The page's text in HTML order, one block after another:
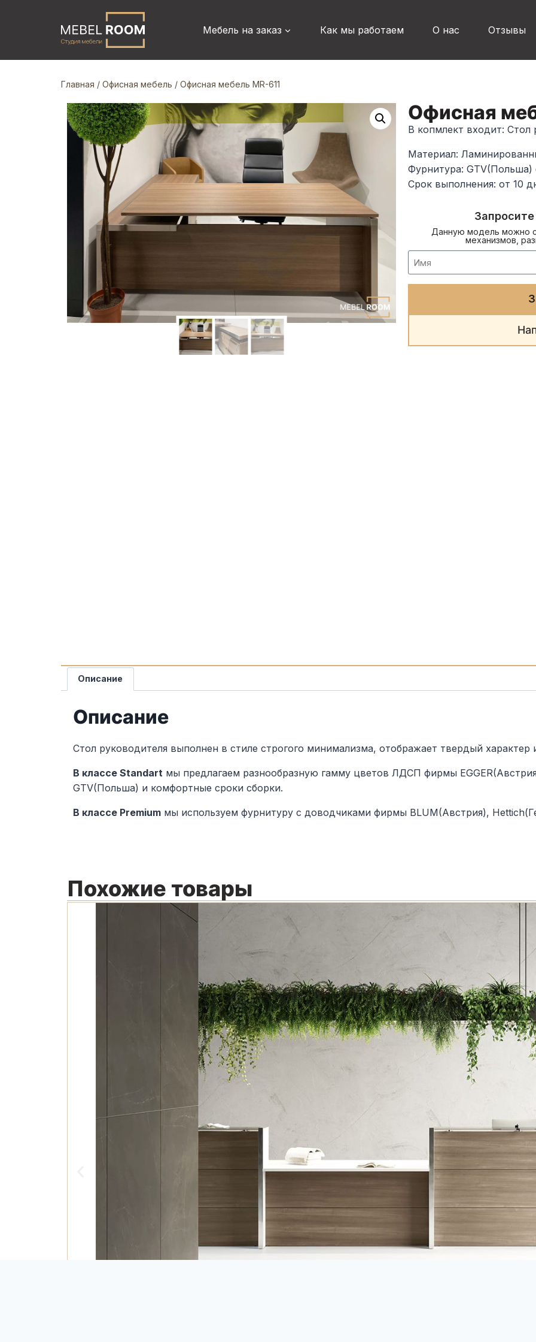
Мебель на заказ Как мы работаем О нас Отзывы
Главная / Офисная мебель / Офисная мебель MR-611
Офисная
В копмлект входит: Стол
Материал:
Фурнитура: GTV(Польша)
Срок выполнения: от 10
Данную модель можно
механизмов,
Описание
Описание
Стол руководителя выполнен в стиле строгого минимализма, отображает твердый
В классе Standart мы предлагаем разнообразную гамму цветов ЛДСП фирмы
GTV(Польша) и комфортные сроки сборки.
В классе Premium мы используем фурнитуру с доводчиками фирмы BLUM(Австрия),
Похожие товары